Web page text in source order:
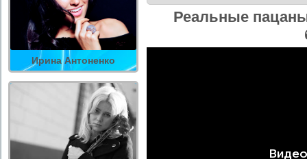
Ирина Антоненко
Реальные